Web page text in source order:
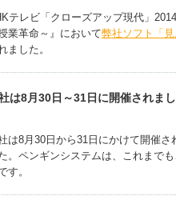
テレビ「クローズアップ現代」
業革命～』において弊社ソフト「
ました。
は8月30日～31日に開催されま
は8月30日から31日にかけて開催さ
。ペンギンシステムは、これまで
す。